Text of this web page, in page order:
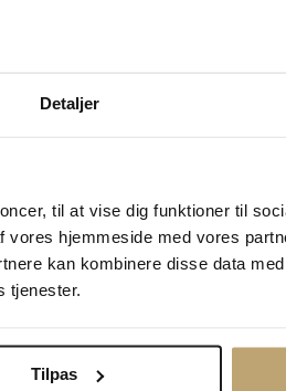
Detaljer
til at vise dig funktioner til
hjemmeside med vores
kan kombinere disse data
tjenester.
Tilpas
Dobbelt ring, 9
På fjernlager